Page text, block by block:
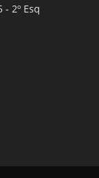
- 2º Esq